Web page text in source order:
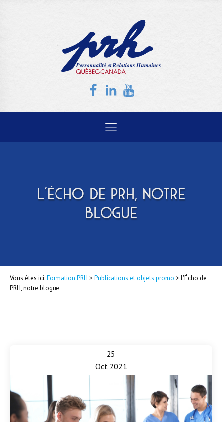
L'ÉCHO DE PRH, NOTRE
BLOGUE
Vous êtes ici:Formation PRH > Publications et objets promo > L'Écho de
PRH, notre blogue
25
Oct 2021